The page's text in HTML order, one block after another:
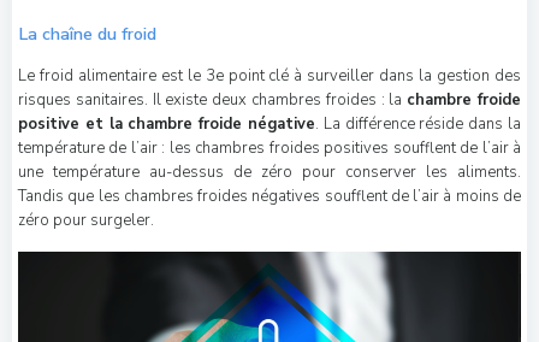
La chaîne du froid
Le froid alimentaire est le 3e point clé à surveiller dans la gestion des
risques sanitaires. Il existe deux chambres froides : la chambre froide
positive et la chambre froide négative. La différence réside dans la
température de l’air : les chambres froides positives soufflent de l’air à
une température au-dessus de zéro pour conserver les aliments.
Tandis que les chambres froides négatives soufflent de l’air à moins de
zéro pour surgeler.